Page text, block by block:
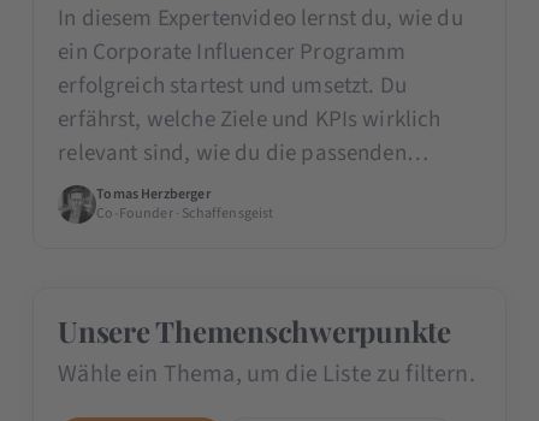
In diesem Expertenvideo lernst du, wie du
ein Corporate Influencer Programm
erfolgreich startest und umsetzt. Du
erfährst, welche Ziele und KPIs wirklich
relevant sind, wie du die passenden…
Tomas Herzberger
Co-Founder · Schaffensgeist
Unsere Themenschwerpunkte
Wähle ein Thema, um die Liste zu filtern.